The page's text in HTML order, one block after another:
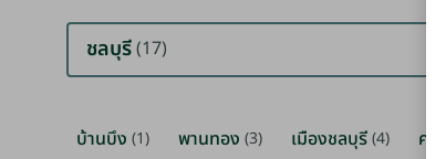
ชลบุรี(17)
บ้านบึง (1) พานทอง (3) เมืองชลบุรี (4) ศรีร